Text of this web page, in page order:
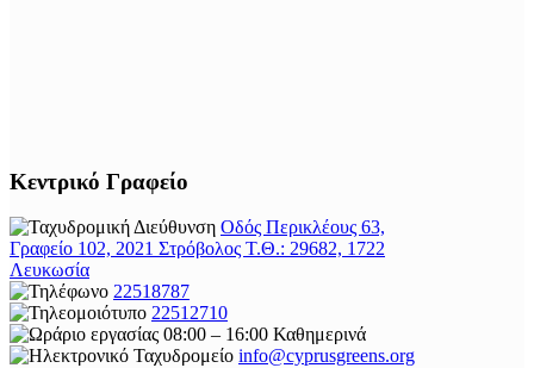
Κεντρικό Γραφείο
Οδός Περικλέους 63,
Γραφείο 102, 2021 Στρόβολος Τ.Θ.: 29682, 1722
Λευκωσία
22518787
22512710
08:00 – 16:00 Καθημερινά
info@cyprusgreens.org